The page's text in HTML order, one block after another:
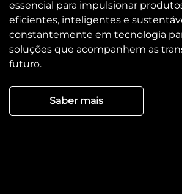
essencial para impulsionar
eficientes, inteligentes e
constantemente em tecnologia
soluções que acompanhem as
futuro.
Saber mais